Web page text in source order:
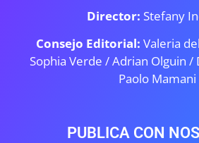
Director: Stefany
Consejo Editorial: Valeria
Sophia Verde /Adrian Olguin /
Paolo Mamani
PUBLICA CON